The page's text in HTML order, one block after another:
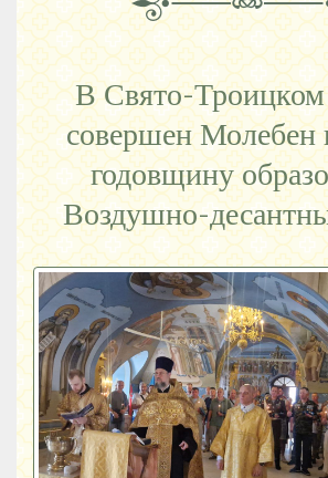
В Свято-Троицком
совершен
годовщину
Воздушно-